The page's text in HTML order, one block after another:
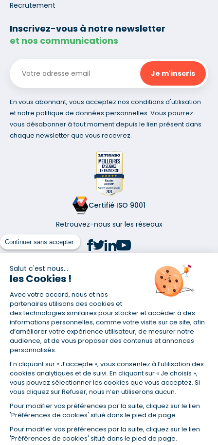
Continuer sans accepter
Salut c'est nous...
les Cookies !
Avec votre accord, nous et nos
partenaires utilisons des cookies et
des technologies similaires pour stocker et accéder à des
informations personnelles, comme votre visite sur ce site, afin
d’améliorer votre expérience utilisateur, de mesurer notre
audience, et de vous proposer des contenus et annonces
personnalisés.
En cliquant sur « J’accepte », vous consentez à l’utilisation des
cookies analytiques et de suivi. En cliquant sur « Je choisis »,
vous pouvez sélectionner les cookies que vous acceptez. Si
vous cliquez sur Refuser, nous n’en utiliserons aucun.
Pour modifier vos préférences par la suite, cliquez sur le lien
'Préférences de cookies' situé dans le pied de page.
Pour modifier vos préférences par la suite, cliquez sur le lien
'Préférences de cookies' situé dans le pied de page.
Recrutement
Inscrivez-vous à notre newsletter
et nos communications
En vous abonnant, vous acceptez nos conditions d'utilisation
et notre politique de données personnelles. Vous pourrez
vous désabonner à tout moment depuis le lien présent dans
chaque newsletter que vous recevrez.
Certifié ISO 9001
Retrouvez-nous sur les réseaux
(1) Taux fixe national hors assurance et selon votre profil
(2) Économie de 65 % pour l'assurance d'un prêt amortissable de 330
457,23 € à 0,90 % sur 19,5 ans, accordé à un salarié non cadre assuré à
100 % (décès, PTIA, IPP, ITT, IPP) âgé de 36 ans fumeur et une personne
salariée non cadre assurée à 100 % (décès, PTIA, IPP, ITT, IPP) âgée de 35
ans et non-fumeur, tous deux sans risque médical connu. Au
14/07/2019, coût de l'assurance proposée par la banque 179,08 €/mois
en moyenne contre 64,60 €/mois en moyenne au 14/07/2022 avec
Empruntis.com (TAEA : 0,44 %, coût total de l'assurance : 15 117,65 €).
(3) Taux minimum pour un crédit consommation d'un montant fixé entre
5 000 et 20 000 euros, selon profil et durée.
(4) La diminution du montant des mensualités entraîne l'allongement
de la durée de remboursement ainsi que la hausse du coût total du
(5) Banques de réseau, mutualistes, spécialisées, directions
régionales, organismes de crédit selon votre profil et votre demande.
Mutuelles, compagnies et courtiers d'assurances. Selon votre profil et
votre demande.